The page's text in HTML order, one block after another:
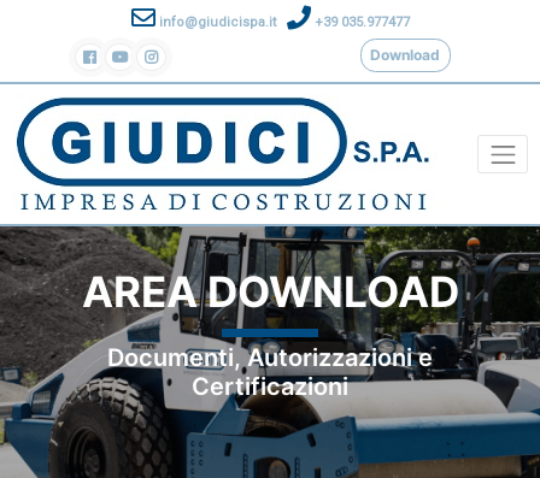
info@giudicispa.it +39 035.977477
Download
AREA DOWNLOAD
Documenti, Autorizzazioni e
Certificazioni